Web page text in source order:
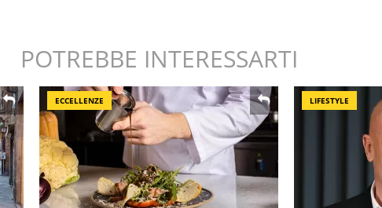
POTREBBE INTERESSARTI
ECCELLENZE LIFESTYLE